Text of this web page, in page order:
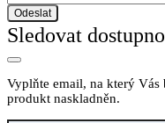
Odeslat
Sledovat
Vyplňte email, na který
produkt naskladněn.